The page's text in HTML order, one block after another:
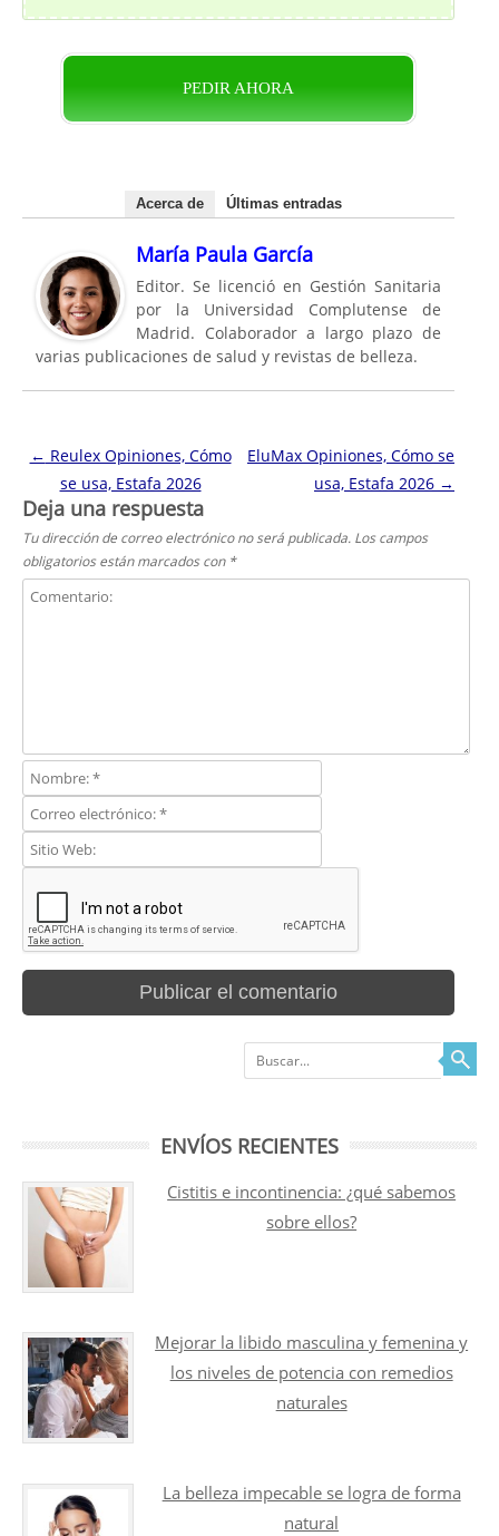
PEDIR AHORA
Acerca de Últimas entradas
María Paula García
Editor. Se licenció en Gestión Sanitaria
por la Universidad Complutense de
Madrid. Colaborador a largo plazo de
varias publicaciones de salud y revistas de belleza.
Navegación de entradas
← Reulex Opiniones, Cómo
se usa, Estafa 2026
EluMax Opiniones, Cómo se
usa, Estafa 2026 →
Deja una respuesta
Tu dirección de correo electrónico no será publicada. Los campos
obligatorios están marcados con *
Buscar
ENVÍOS RECIENTES
Cistitis e incontinencia: ¿qué sabemos
sobre ellos?
Mejorar la libido masculina y femenina y
los niveles de potencia con remedios
naturales
La belleza impecable se logra de forma
natural